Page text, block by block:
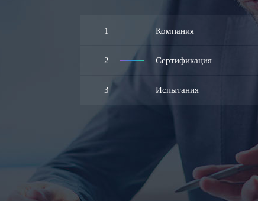
1 Компания
2 Сертификация
3 Испытания